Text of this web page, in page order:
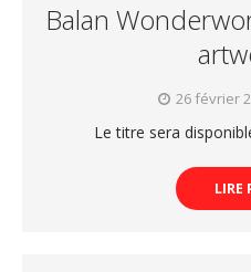
Balan
26 février
Le titre sera
LIRE